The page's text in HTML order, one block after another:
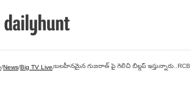
/News/Big TV Live/బలహీనమైన గుజరాత్ పై గెలిచి బిల్డప్